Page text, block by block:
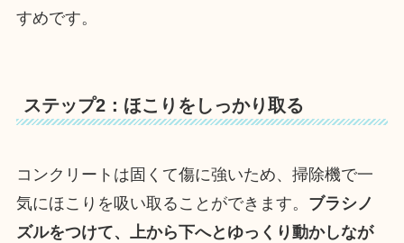
すめです。
ステップ2：ほこりをしっかり取る
コンクリートは固くて傷に強いため、掃除機で一
気にほこりを吸い取ることができます。 ブラシノ
ズルをつけて、上から下へとゆっくり動かしなが